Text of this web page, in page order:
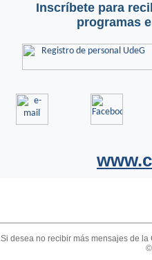
Inscríbete para
programas
Si desea no recibir más mensajes de